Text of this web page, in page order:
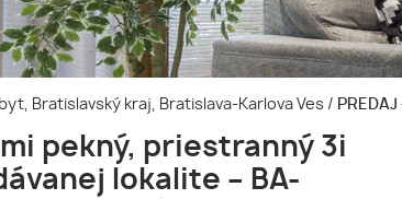
Bratislavský kraj, Bratislava-Karlova Ves /
pekný, priestranný 3i
lokalite – BA-